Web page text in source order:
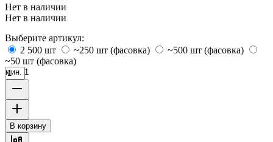
Нет в наличии
Нет в наличии
Выберите артикул:
2 500 шт
~250 шт (фасовка)
~500 шт (фасовка)
~50 шт (фасовка)
мин. 1
В корзину